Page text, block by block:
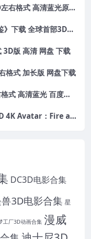
3D电影《阿凡达2水之道》3D左右格式 高清蓝光原盘 网盘下载 中文配音 4K3DVR电影
3D电影《3D肉蒲团之极乐宝鉴》下载 全球首部3D限制级电影 网盘下载
3D版 高清 网盘 下载
格式 加长版 网盘下载
3D电影《变形金刚3》3D左右格式 高清蓝光 百度网盘+迅雷 下载 出屏国配字幕.国英双语
3D电影《阿凡达：火与烬》3D 4K Avatar：Fire and Ash 3D 左右格式 高清4K 电影 下载
DC3D电影合集
3D电影合集 星
工厂3D动画合集 漫威